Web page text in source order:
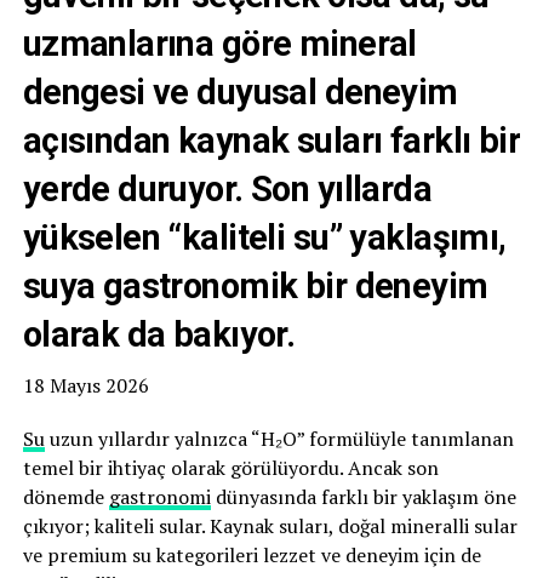
uzmanlarına göre mineral
dengesi ve duyusal deneyim
açısından kaynak suları farklı bir
yerde duruyor. Son yıllarda
yükselen “kaliteli su” yaklaşımı,
suya gastronomik bir deneyim
olarak da bakıyor.
18 Mayıs 2026
Suuzun yıllardır yalnızca “H₂O” formülüyle tanımlanan
temel bir ihtiyaç olarak görülüyordu. Ancak son
dönemde gastronomidünyasında farklı bir yaklaşım öne
çıkıyor; kaliteli sular. Kaynak suları, doğal mineralli sular
ve premium su kategorileri lezzet ve deneyim için de